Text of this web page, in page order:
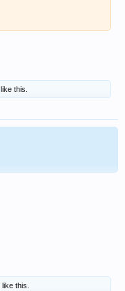
like this.
like this.